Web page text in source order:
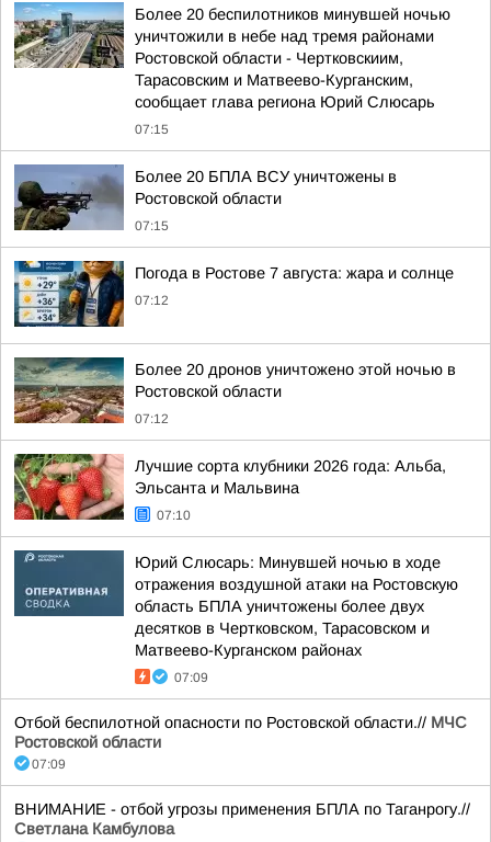
Более 20 беспилотников минувшей ночью
уничтожили в небе над тремя районами
Ростовской области - Чертковскиим,
Тарасовским и Матвеево-Курганским,
сообщает глава региона Юрий Слюсарь
07:15
Более 20 БПЛА ВСУ уничтожены в
Ростовской области
07:15
Погода в Ростове 7 августа: жара и солнце
07:12
Более 20 дронов уничтожено этой ночью в
Ростовской области
07:12
Лучшие сорта клубники 2026 года: Альба,
Эльсанта и Мальвина
07:10
Юрий Слюсарь: Минувшей ночью в ходе
отражения воздушной атаки на Ростовскую
область БПЛА уничтожены более двух
десятков в Чертковском, Тарасовском и
Матвеево-Курганском районах
07:09
Отбой беспилотной опасности по Ростовской области.// МЧС
Ростовской области
07:09
ВНИМАНИЕ - отбой угрозы применения БПЛА по Таганрогу.//
Светлана Камбулова